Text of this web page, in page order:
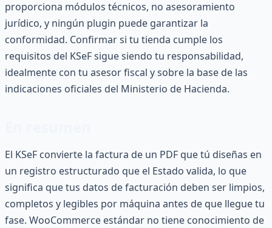
proporciona módulos técnicos, no asesoramiento
jurídico, y ningún plugin puede garantizar la
conformidad. Confirmar si tu tienda cumple los
requisitos del KSeF sigue siendo tu responsabilidad,
idealmente con tu asesor fiscal y sobre la base de las
indicaciones oficiales del Ministerio de Hacienda.
El KSeF convierte la factura de un PDF que tú diseñas en
un registro estructurado que el Estado valida, lo que
significa que tus datos de facturación deben ser limpios,
completos y legibles por máquina antes de que llegue tu
fase. WooCommerce estándar no tiene conocimiento de